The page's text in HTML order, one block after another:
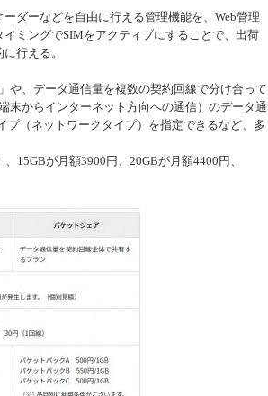
ダーなどを自由に行える管理機能を、Web管理
ミングでSIMをアクティブにすることで、出荷
行える。
、データ通信量を複数の契約回線で分け合って
末からインターネット方向への通信）のデータ通
（ネットワークタイプ）を指定できるなど、多
15GBが月額3900円、20GBが月額4400円、